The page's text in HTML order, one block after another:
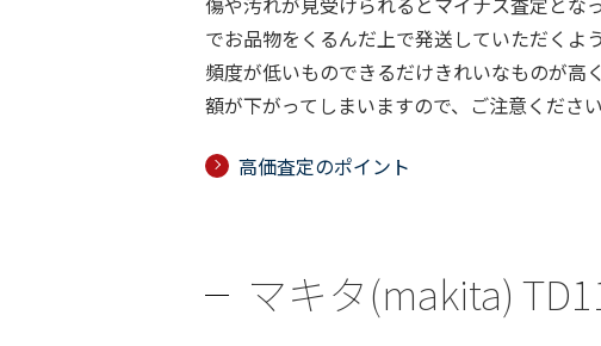
でお品物をくるんだ上で発送していただくよ
頻度が低いものできるだけきれいなものが高
額が下がってしまいますので、ご注意ください
高価査定のポイント
マキタ(makita)